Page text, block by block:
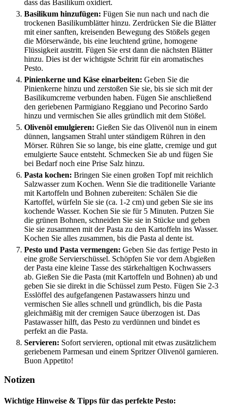
dass das Basilikum oxidiert.
Basilikum hinzufügen: Fügen Sie nun nach und nach die
trockenen Basilikumblätter hinzu. Zerdrücken Sie die Blätter
mit einer sanften, kreisenden Bewegung des Stößels gegen
die Mörserwände, bis eine leuchtend grüne, homogene
Flüssigkeit austritt. Fügen Sie erst dann die nächsten Blätter
hinzu. Dies ist der wichtigste Schritt für ein aromatisches
Pesto.
Pinienkerne und Käse einarbeiten: Geben Sie die
Pinienkerne hinzu und zerstoßen Sie sie, bis sie sich mit der
Basilikumcreme verbunden haben. Fügen Sie anschließend
den geriebenen Parmigiano Reggiano und Pecorino Sardo
hinzu und vermischen Sie alles gründlich mit dem Stößel.
Olivenöl emulgieren: Gießen Sie das Olivenöl nun in einem
dünnen, langsamen Strahl unter ständigem Rühren in den
Mörser. Rühren Sie so lange, bis eine glatte, cremige und gut
emulgierte Sauce entsteht. Schmecken Sie ab und fügen Sie
bei Bedarf noch eine Prise Salz hinzu.
Pasta kochen: Bringen Sie einen großen Topf mit reichlich
Salzwasser zum Kochen. Wenn Sie die traditionelle Variante
mit Kartoffeln und Bohnen zubereiten: Schälen Sie die
Kartoffel, würfeln Sie sie (ca. 1-2 cm) und geben Sie sie ins
kochende Wasser. Kochen Sie sie für 5 Minuten. Putzen Sie
die grünen Bohnen, schneiden Sie sie in Stücke und geben
Sie sie zusammen mit der Pasta zu den Kartoffeln ins Wasser.
Kochen Sie alles zusammen, bis die Pasta al dente ist.
Pesto und Pasta vermengen: Geben Sie das fertige Pesto in
eine große Servierschüssel. Schöpfen Sie vor dem Abgießen
der Pasta eine kleine Tasse des stärkehaltigen Kochwassers
ab. Gießen Sie die Pasta (mit Kartoffeln und Bohnen) ab und
geben Sie sie direkt in die Schüssel zum Pesto. Fügen Sie 2-3
Esslöffel des aufgefangenen Pastawassers hinzu und
vermischen Sie alles schnell und gründlich, bis die Pasta
gleichmäßig mit der cremigen Sauce überzogen ist. Das
Pastawasser hilft, das Pesto zu verdünnen und bindet es
perfekt an die Pasta.
Servieren: Sofort servieren, optional mit etwas zusätzlichem
geriebenem Parmesan und einem Spritzer Olivenöl garnieren.
Buon Appetito!
Notizen
Wichtige Hinweise & Tipps für das perfekte Pesto: